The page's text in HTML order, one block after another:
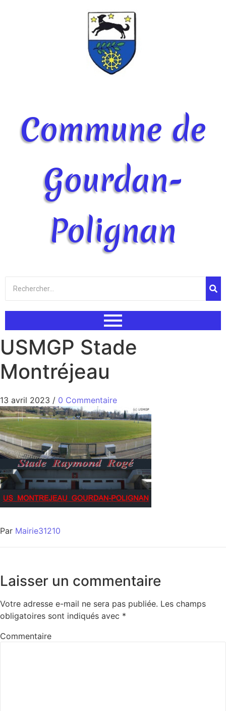
Commune de
Gourdan-
Polignan
USMGP Stade
Montréjeau
13 avril 2023 / 0 Commentaire
Par Mairie31210
Laisser un commentaire
Votre adresse e-mail ne sera pas publiée. Les champs
obligatoires sont indiqués avec *
Commentaire